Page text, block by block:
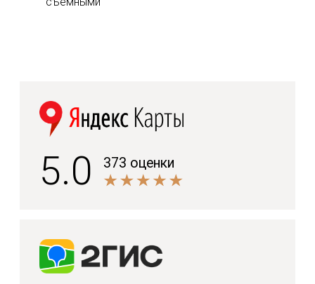
Подберём оптимальный вариант
имплантации именно для вашего случая —
запишитесь на приём к специалисту.
Подобрать тип имплантации
Окружим вас заботой и
составим персональный